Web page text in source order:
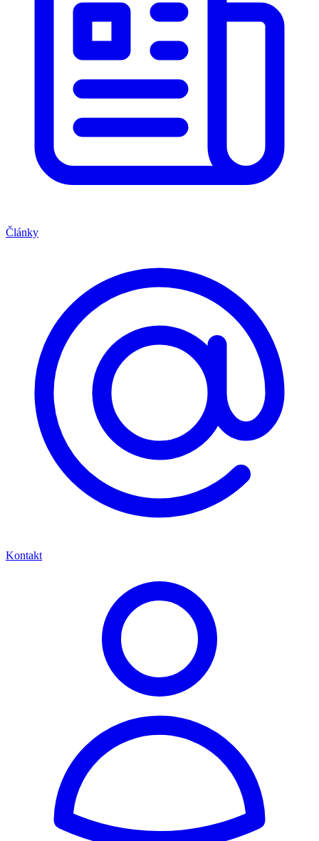
Články
Kontakt